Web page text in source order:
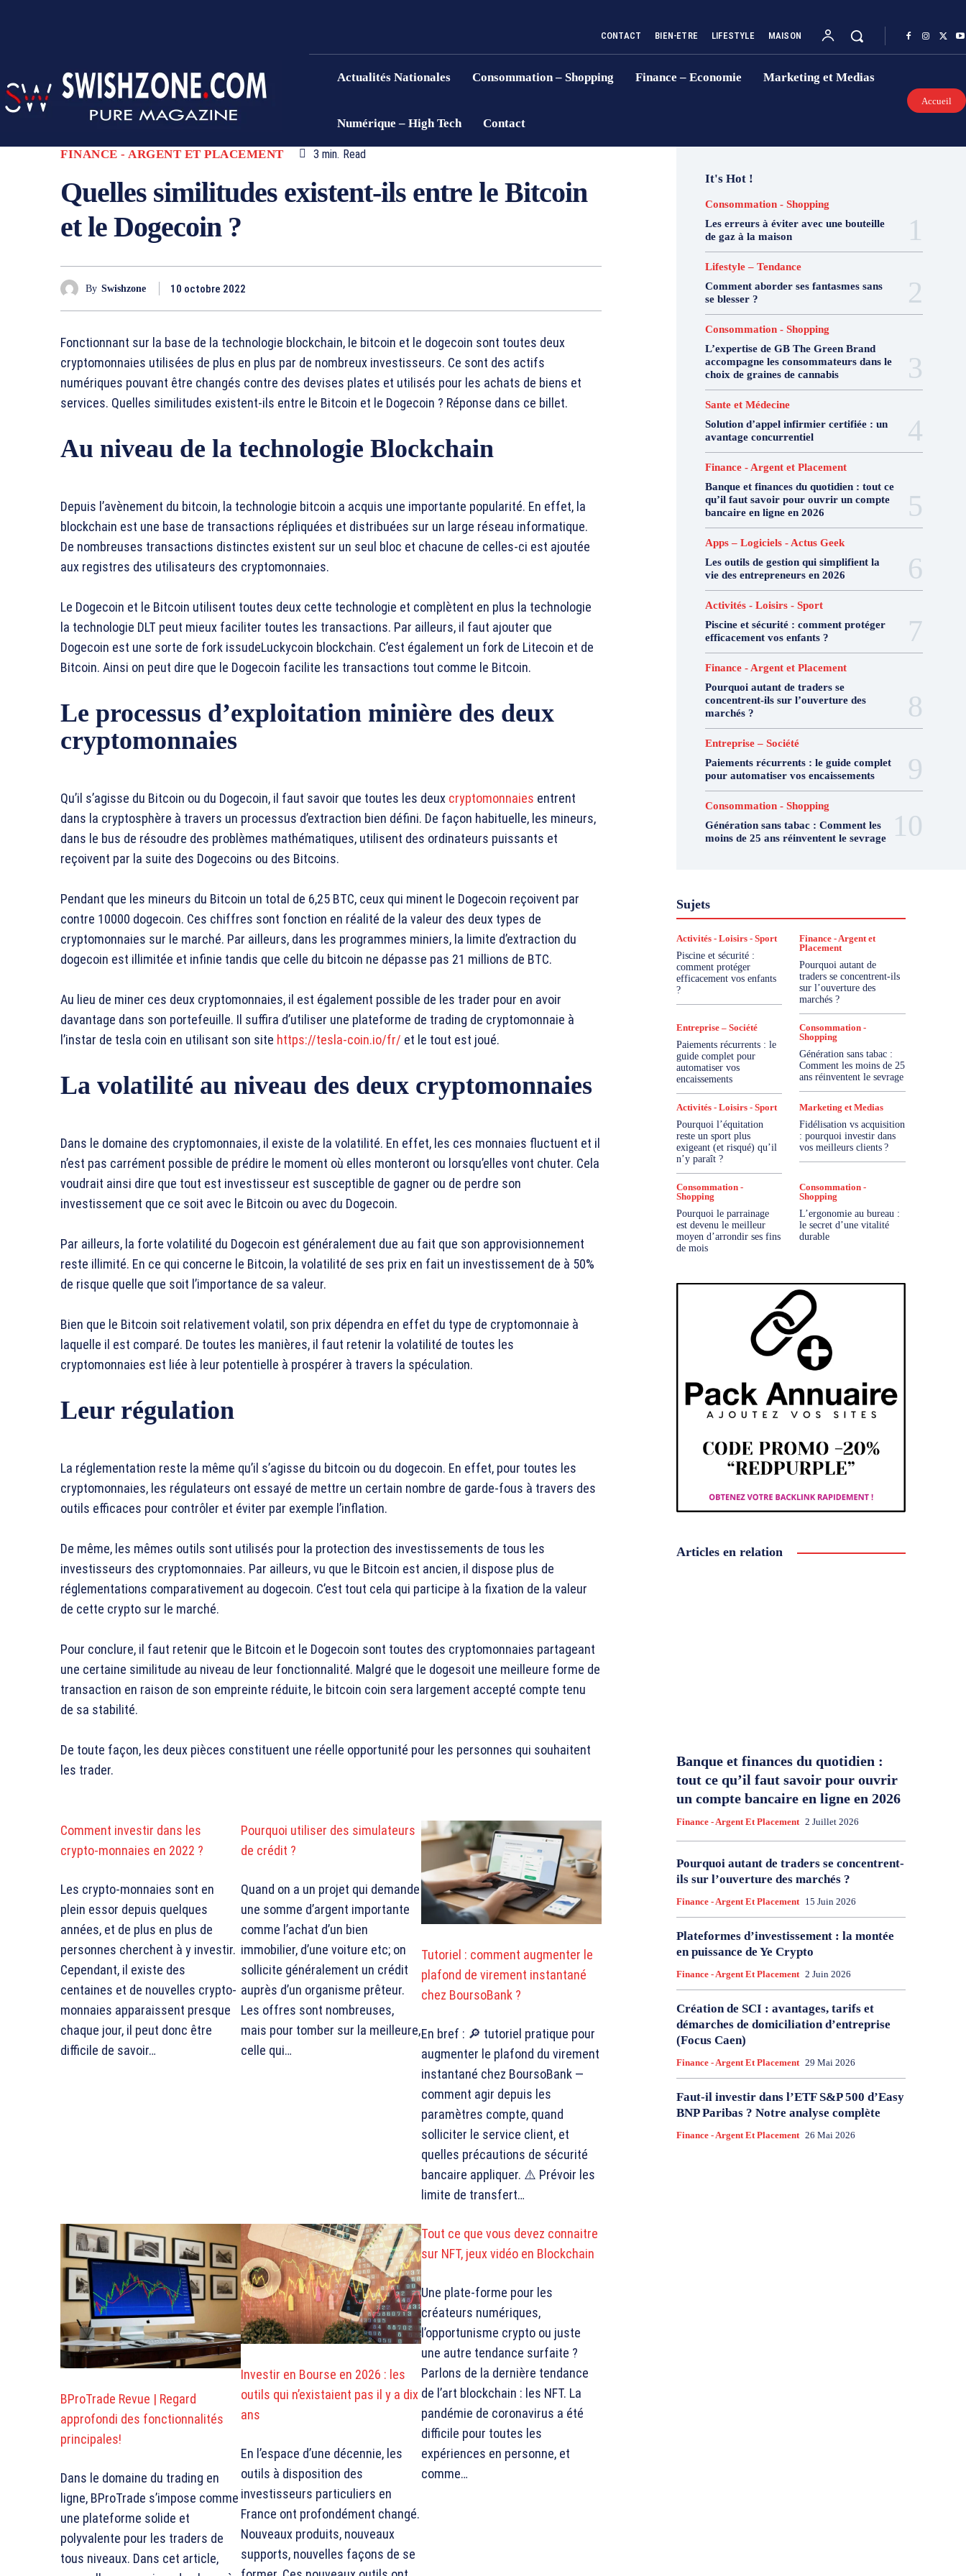
CONTACT BIEN-ETRE LIFESTYLE MAISON
Actualités Nationales Consommation – Shopping Finance – Economie Marketing et Medias
Numérique – High Tech Contact
Accueil
FINANCE - ARGENT ET PLACEMENT 3 min. Read
Quelles similitudes existent-ils entre le Bitcoin
et le Dogecoin ?
By Swishzone 10 octobre 2022
Fonctionnant sur la base de la technologie blockchain, le bitcoin et le dogecoin sont toutes deux
cryptomonnaies utilisées de plus en plus par de nombreux investisseurs. Ce sont des actifs
numériques pouvant être changés contre des devises plates et utilisés pour les achats de biens et
services. Quelles similitudes existent-ils entre le Bitcoin et le Dogecoin ? Réponse dans ce billet.
Au niveau de la technologie Blockchain
Depuis l’avènement du bitcoin, la technologie bitcoin a acquis une importante popularité. En effet, la
blockchain est une base de transactions répliquées et distribuées sur un large réseau informatique.
De nombreuses transactions distinctes existent sur un seul bloc et chacune de celles-ci est ajoutée
aux registres des utilisateurs des cryptomonnaies.
Le Dogecoin et le Bitcoin utilisent toutes deux cette technologie et complètent en plus la technologie
la technologie DLT peut mieux faciliter toutes les transactions. Par ailleurs, il faut ajouter que
Dogecoin est une sorte de fork issudeLuckycoin blockchain. C’est également un fork de Litecoin et de
Bitcoin. Ainsi on peut dire que le Dogecoin facilite les transactions tout comme le Bitcoin.
Le processus d’exploitation minière des deux
cryptomonnaies
Qu’il s’agisse du Bitcoin ou du Dogecoin, il faut savoir que toutes les deux cryptomonnaies entrent
dans la cryptosphère à travers un processus d’extraction bien défini. De façon habituelle, les mineurs,
dans le bus de résoudre des problèmes mathématiques, utilisent des ordinateurs puissants et
reçoivent par la suite des Dogecoins ou des Bitcoins.
Pendant que les mineurs du Bitcoin un total de 6,25 BTC, ceux qui minent le Dogecoin reçoivent par
contre 10000 dogecoin. Ces chiffres sont fonction en réalité de la valeur des deux types de
cryptomonnaies sur le marché. Par ailleurs, dans les programmes miniers, la limite d’extraction du
dogecoin est illimitée et infinie tandis que celle du bitcoin ne dépasse pas 21 millions de BTC.
Au lieu de miner ces deux cryptomonnaies, il est également possible de les trader pour en avoir
davantage dans son portefeuille. Il suffira d’utiliser une plateforme de trading de cryptomonnaie à
l’instar de tesla coin en utilisant son site https://tesla-coin.io/fr/ et le tout est joué.
La volatilité au niveau des deux cryptomonnaies
Dans le domaine des cryptomonnaies, il existe de la volatilité. En effet, les ces monnaies fluctuent et il
n’est pas carrément possible de prédire le moment où elles monteront ou lorsqu’elles vont chuter. Cela
voudrait ainsi dire que tout est investisseur est susceptible de gagner ou de perdre son
investissement que ce soit avec le Bitcoin ou avec du Dogecoin.
Par ailleurs, la forte volatilité du Dogecoin est généralement due au fait que son approvisionnement
reste illimité. En ce qui concerne le Bitcoin, la volatilité de ses prix en fait un investissement de à 50%
de risque quelle que soit l’importance de sa valeur.
Bien que le Bitcoin soit relativement volatil, son prix dépendra en effet du type de cryptomonnaie à
laquelle il est comparé. De toutes les manières, il faut retenir la volatilité de toutes les
cryptomonnaies est liée à leur potentielle à prospérer à travers la spéculation.
Leur régulation
La réglementation reste la même qu’il s’agisse du bitcoin ou du dogecoin. En effet, pour toutes les
cryptomonnaies, les régulateurs ont essayé de mettre un certain nombre de garde-fous à travers des
outils efficaces pour contrôler et éviter par exemple l’inflation.
De même, les mêmes outils sont utilisés pour la protection des investissements de tous les
investisseurs des cryptomonnaies. Par ailleurs, vu que le Bitcoin est ancien, il dispose plus de
réglementations comparativement au dogecoin. C’est tout cela qui participe à la fixation de la valeur
de cette crypto sur le marché.
Pour conclure, il faut retenir que le Bitcoin et le Dogecoin sont toutes des cryptomonnaies partageant
une certaine similitude au niveau de leur fonctionnalité. Malgré que le dogesoit une meilleure forme de
transaction en raison de son empreinte réduite, le bitcoin coin sera largement accepté compte tenu
de sa stabilité.
De toute façon, les deux pièces constituent une réelle opportunité pour les personnes qui souhaitent
les trader.
Comment investir dans les
crypto-monnaies en 2022 ?
Les crypto-monnaies sont en
plein essor depuis quelques
années, et de plus en plus de
personnes cherchent à y investir.
Cependant, il existe des
centaines et de nouvelles crypto-
monnaies apparaissent presque
chaque jour, il peut donc être
difficile de savoir…
Pourquoi utiliser des simulateurs
de crédit ?
Quand on a un projet qui demande
une somme d’argent importante
comme l’achat d’un bien
immobilier, d’une voiture etc; on
sollicite généralement un crédit
auprès d’un organisme prêteur.
Les offres sont nombreuses,
mais pour tomber sur la meilleure,
celle qui…
Tutoriel : comment augmenter le
plafond de virement instantané
chez BoursoBank ?
En bref : 🔎 tutoriel pratique pour
augmenter le plafond du virement
instantané chez BoursoBank —
comment agir depuis les
paramètres compte, quand
solliciter le service client, et
quelles précautions de sécurité
bancaire appliquer. ⚠️ Prévoir les
limite de transfert…
BProTrade Revue | Regard
approfondi des fonctionnalités
principales!
Dans le domaine du trading en
ligne, BProTrade s’impose comme
une plateforme solide et
polyvalente pour les traders de
tous niveaux. Dans cet article,
Investir en Bourse en 2026 : les
outils qui n’existaient pas il y a dix
ans
En l’espace d’une décennie, les
outils à disposition des
investisseurs particuliers en
France ont profondément changé.
Nouveaux produits, nouveaux
supports, nouvelles façons de se
Tout ce que vous devez connaitre
sur NFT, jeux vidéo en Blockchain
Une plate-forme pour les
créateurs numériques,
l’opportunisme crypto ou juste
une autre tendance surfaite ?
Parlons de la dernière tendance
de l’art blockchain : les NFT. La
pandémie de coronavirus a été
difficile pour toutes les
expériences en personne, et
comme…
It's Hot !
Consommation - Shopping
Les erreurs à éviter avec une bouteille
de gaz à la maison
Lifestyle – Tendance
Comment aborder ses fantasmes sans
se blesser ?
Consommation - Shopping
L’expertise de GB The Green Brand
accompagne les consommateurs dans le
choix de graines de cannabis
Sante et Médecine
Solution d’appel infirmier certifiée : un
avantage concurrentiel
Finance - Argent et Placement
Banque et finances du quotidien : tout ce
qu’il faut savoir pour ouvrir un compte
bancaire en ligne en 2026
Apps – Logiciels - Actus Geek
Les outils de gestion qui simplifient la
vie des entrepreneurs en 2026
Activités - Loisirs - Sport
Piscine et sécurité : comment protéger
efficacement vos enfants ?
Finance - Argent et Placement
Pourquoi autant de traders se
concentrent-ils sur l’ouverture des
marchés ?
Entreprise – Société
Paiements récurrents : le guide complet
pour automatiser vos encaissements
Consommation - Shopping
Génération sans tabac : Comment les
moins de 25 ans réinventent le sevrage
Sujets
Activités - Loisirs - Sport
Piscine et sécurité :
comment protéger
efficacement vos enfants
?
Finance - Argent et
Placement
Pourquoi autant de
traders se concentrent-ils
sur l’ouverture des
marchés ?
Entreprise – Société
Paiements récurrents : le
guide complet pour
automatiser vos
encaissements
Consommation -
Shopping
Génération sans tabac :
Comment les moins de 25
ans réinventent le sevrage
Activités - Loisirs - Sport
Pourquoi l’équitation
reste un sport plus
exigeant (et risqué) qu’il
n’y paraît ?
Marketing et Medias
Fidélisation vs acquisition
: pourquoi investir dans
vos meilleurs clients ?
Consommation -
Shopping
Pourquoi le parrainage
est devenu le meilleur
moyen d’arrondir ses fins
de mois
Consommation -
Shopping
L’ergonomie au bureau :
le secret d’une vitalité
durable
Articles en relation
Banque et finances du quotidien :
tout ce qu’il faut savoir pour ouvrir
un compte bancaire en ligne en 2026
Finance - Argent Et Placement 2 Juillet 2026
Pourquoi autant de traders se concentrent-
ils sur l’ouverture des marchés ?
Finance - Argent Et Placement 15 Juin 2026
Plateformes d’investissement : la montée
en puissance de Ye Crypto
Finance - Argent Et Placement 2 Juin 2026
Création de SCI : avantages, tarifs et
démarches de domiciliation d’entreprise
(Focus Caen)
Finance - Argent Et Placement 29 Mai 2026
Faut-il investir dans l’ETF S&P 500 d’Easy
BNP Paribas ? Notre analyse complète
Finance - Argent Et Placement 26 Mai 2026